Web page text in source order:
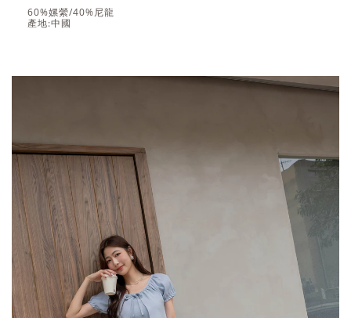
60%嫘縈/40%尼龍
產地:中國